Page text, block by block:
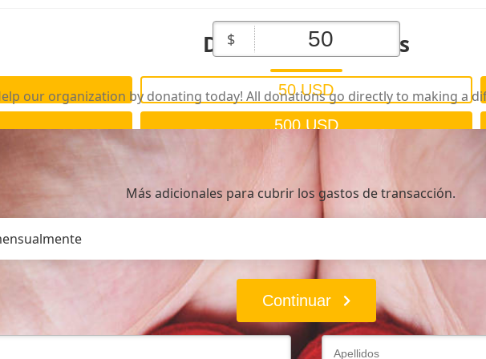
Diezmos y Ofrendas
our organization by donating today! All donations go directly to making a
$
50 USD
500 USD
Más adicionales para cubrir los gastos de transacción.
Continuar